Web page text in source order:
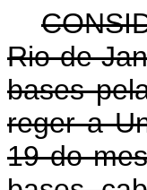
Rio de
bases
reger a
19 do